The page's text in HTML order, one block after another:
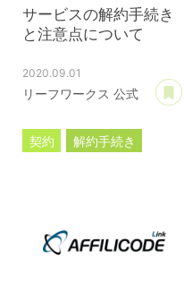
サービスの解約手続き
と注意点について
2020.09.01
リーフワークス 公式
契約
解約手続き